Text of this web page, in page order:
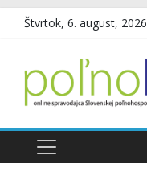
Štvrtok, 6. august, 2026